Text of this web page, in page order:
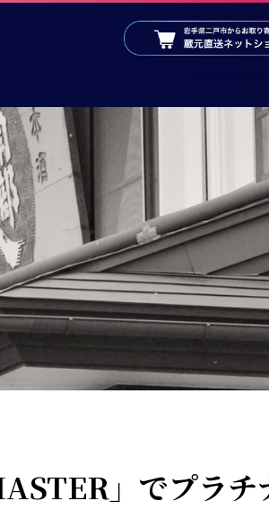
」でプラチ